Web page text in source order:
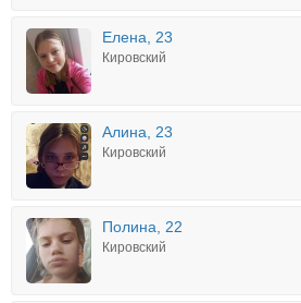
Елена, 23
Кировский
Алина, 23
Кировский
Полина, 22
Кировский